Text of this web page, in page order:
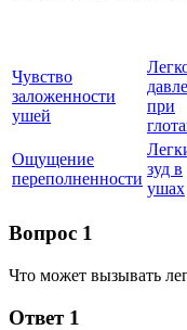
Чувство
заложенности
ушей
при
Ощущение
переполненности
зуд в
ушах
Вопрос 1
Что может вызывать
Ответ 1